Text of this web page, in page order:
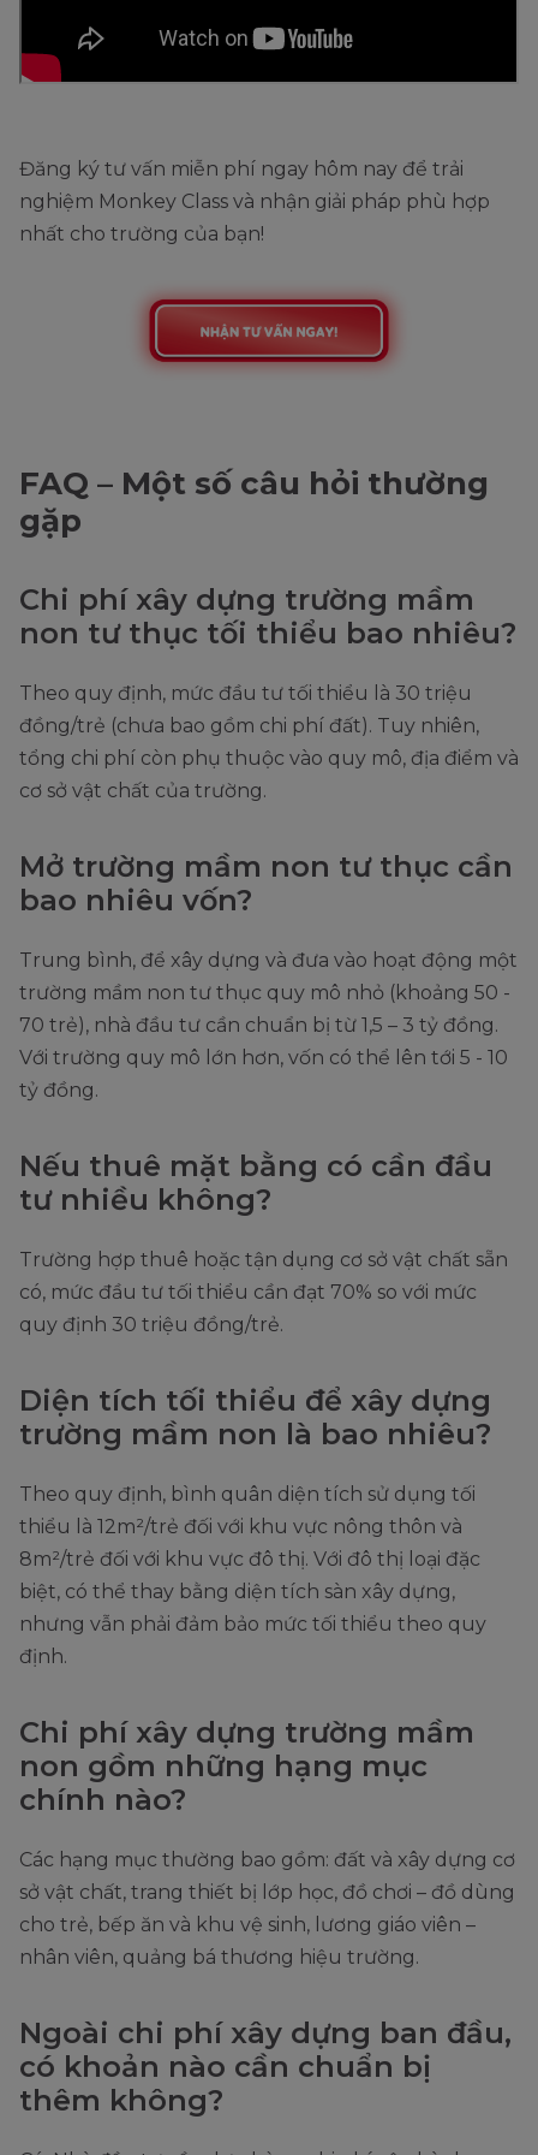
Đăng ký tư vấn miễn phí ngay hôm nay để trải
nghiệm Monkey Class và nhận giải pháp phù hợp
nhất cho trường của bạn!
FAQ – Một số câu hỏi thường
gặp
Chi phí xây dựng trường mầm
non tư thục tối thiểu bao nhiêu?
Theo quy định, mức đầu tư tối thiểu là 30 triệu
đồng/trẻ (chưa bao gồm chi phí đất). Tuy nhiên,
tổng chi phí còn phụ thuộc vào quy mô, địa điểm và
cơ sở vật chất của trường.
Mở trường mầm non tư thục cần
bao nhiêu vốn?
Trung bình, để xây dựng và đưa vào hoạt động một
trường mầm non tư thục quy mô nhỏ (khoảng 50 -
70 trẻ), nhà đầu tư cần chuẩn bị từ 1,5 – 3 tỷ đồng.
Với trường quy mô lớn hơn, vốn có thể lên tới 5 - 10
tỷ đồng.
Nếu thuê mặt bằng có cần đầu
tư nhiều không?
Trường hợp thuê hoặc tận dụng cơ sở vật chất sẵn
có, mức đầu tư tối thiểu cần đạt 70% so với mức
quy định 30 triệu đồng/trẻ.
Diện tích tối thiểu để xây dựng
trường mầm non là bao nhiêu?
Theo quy định, bình quân diện tích sử dụng tối
thiểu là 12m²/trẻ đối với khu vực nông thôn và
8m²/trẻ đối với khu vực đô thị. Với đô thị loại đặc
biệt, có thể thay bằng diện tích sàn xây dựng,
nhưng vẫn phải đảm bảo mức tối thiểu theo quy
định.
Chi phí xây dựng trường mầm
non gồm những hạng mục
chính nào?
Các hạng mục thường bao gồm: đất và xây dựng cơ
sở vật chất, trang thiết bị lớp học, đồ chơi – đồ dùng
cho trẻ, bếp ăn và khu vệ sinh, lương giáo viên –
nhân viên, quảng bá thương hiệu trường.
Ngoài chi phí xây dựng ban đầu,
có khoản nào cần chuẩn bị
thêm không?